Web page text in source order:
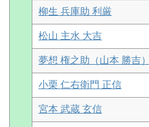
柳生 兵庫助 利厳
松山 主水 大吉
夢想 権之助（山本 勝吉）
小栗 仁右衛門 正信
宮本 武蔵 玄信